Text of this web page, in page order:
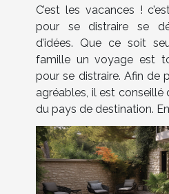
C’est les vacances !
pour se distraire se
d’idées. Que ce soit
famille un voyage est
pour se distraire. Afin de
agréables, il est conseillé
du pays de destination.